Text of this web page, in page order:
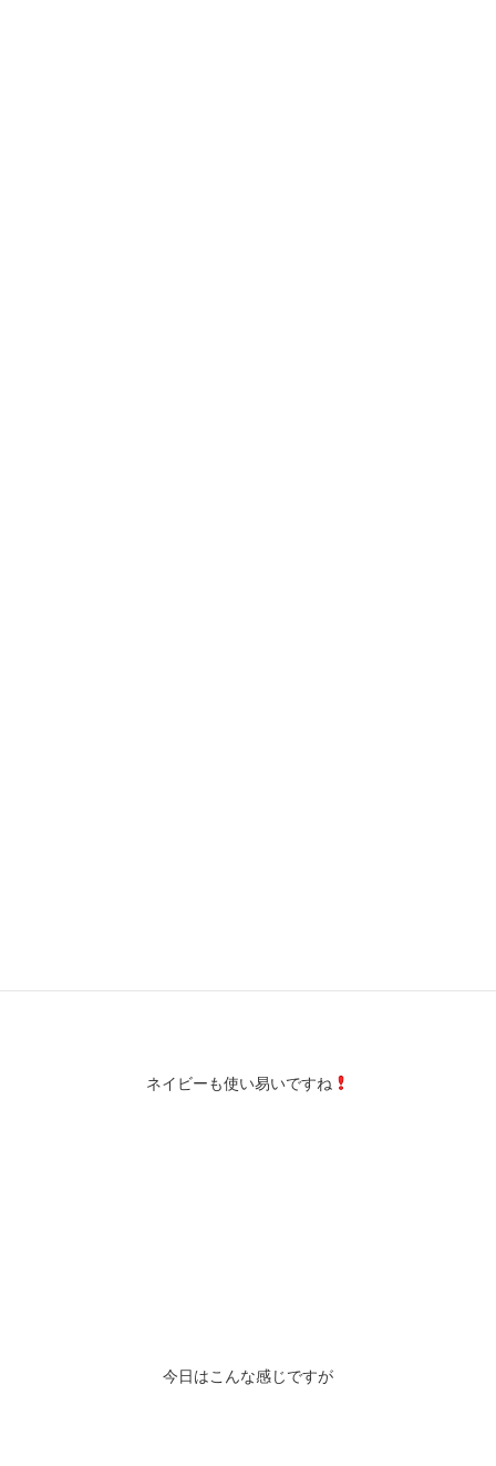
ネイビーも使い易いですね
今日はこんな感じですが